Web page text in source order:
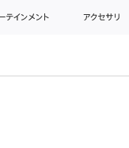
テインメント アクセサリ